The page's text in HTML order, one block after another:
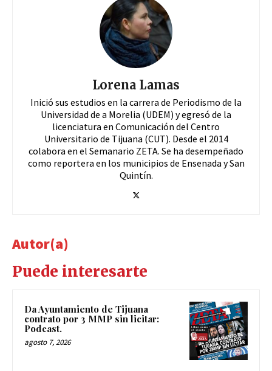
Lorena Lamas
Inició sus estudios en la carrera de Periodismo de la
Universidad de a Morelia (UDEM) y egresó de la
licenciatura en Comunicación del Centro
Universitario de Tijuana (CUT). Desde el 2014
colabora en el Semanario ZETA. Se ha desempeñado
como reportera en los municipios de Ensenada y San
Quintín.
Autor(a)
Puede interesarte
Da Ayuntamiento de Tijuana
contrato por 3 MMP sin licitar:
Podcast.
agosto 7, 2026